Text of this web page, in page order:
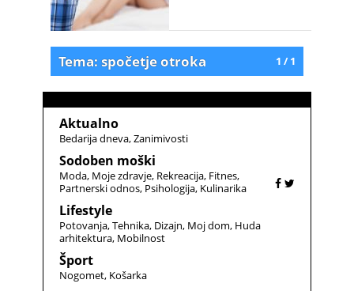
1 / 1
Tema: spočetje otroka
Aktualno
Bedarija dneva Zanimivosti
Sodoben moški
Moda Moje zdravje Rekreacija Fitnes
Partnerski odnos Psihologija Kulinarika
Lifestyle
Potovanja Tehnika Dizajn Moj dom Huda
arhitektura Mobilnost
Šport
Nogomet Košarka